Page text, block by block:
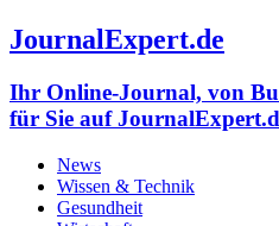
JournalExpert.de
Ihr Online-Journal, von
für Sie auf
News
Wissen & Technik
Gesundheit